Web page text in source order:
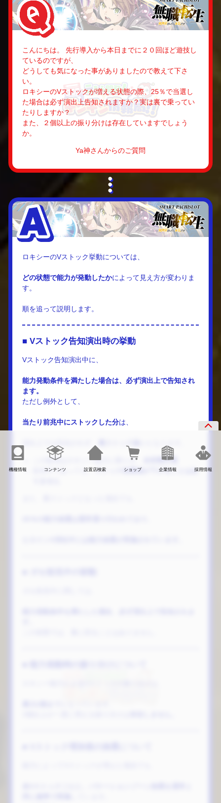
機種情報 コンテンツ 設置店検索 ショップ 企業情報 採用情報
こんにちは。 先行導入から本日までに２０回ほど遊技し
ているのですが、
どうしても気になった事がありましたので教えて下さ
い。
ロキシーのVストックが増える状態の際、25％で当選し
た場合は必ず演出上告知されますか？実は裏で乗ってい
たりしますか？
また、２個以上の振り分けは存在していますでしょう
か。
Ya神さんからのご質問
ロキシーのVストック挙動については、
どの状態で能力が発動したかによって見え方が変わりま
す。
順を追って説明します。
■ Vストック告知演出時の挙動
Vストック告知演出中に、
能力発動条件を満たした場合は、必ず演出上で告知され
ます。
ただし例外として、
当たり前兆中にストックした分は、
この処理はロキシー能力に限らず、
全状態共通
前兆中であっても、ストック抽選値が下がることはあ